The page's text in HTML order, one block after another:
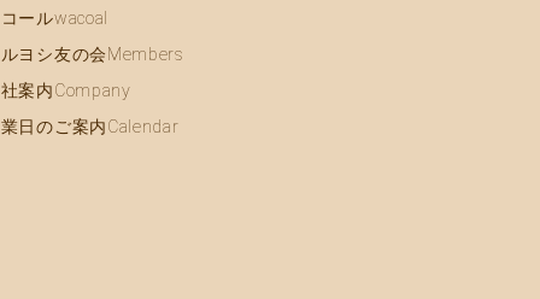
ールwacoal
ヨシ友の会Members
案内Company
日のご案内Calendar